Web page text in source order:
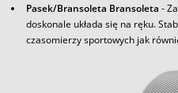
Pasek/Bransoleta Bransoleta -
doskonale układa się na ręku.
czasomierzy sportowych jak